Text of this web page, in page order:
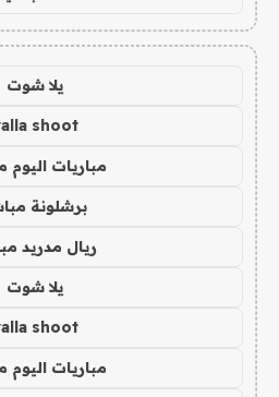
يلا شوت
shoot
مباريات اليوم
برشلونة
ريال مدريد
يلا شوت
shoot
مباريات اليوم